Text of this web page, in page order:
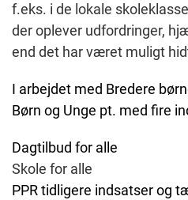
f.eks. i de lokale
der oplever udfordringer,
end det har været muligt
I arbejdet med Bredere
Børn og Unge pt. med fire
Dagtilbud for alle
Skole for alle
PPR tidligere indsatser og